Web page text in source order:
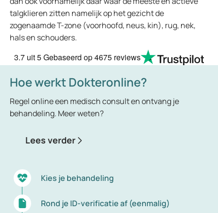
talgklieren zitten namelijk op het gezicht de
zogenaamde T-zone (voorhoofd, neus, kin), rug, nek,
hals en schouders.
3.7uit 5Gebaseerd op4675 reviews
Hoe werkt Dokteronline?
Regel online een medisch consult en ontvang je
behandeling. Meer weten?
Lees verder
Kies je behandeling
Rond je ID-verificatie af (eenmalig)